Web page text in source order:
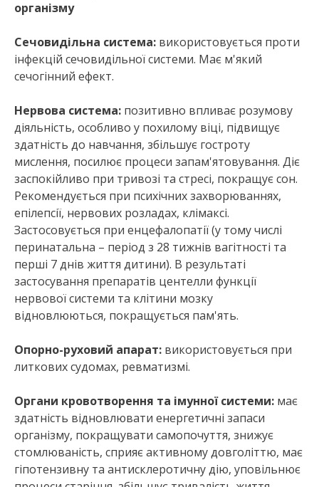
організму
Сечовидільна система: використовується проти
інфекцій сечовидільної системи. Має м'який
сечогінний ефект.
Нервова система: позитивно впливає розумову
діяльність, особливо у похилому віці, підвищує
здатність до навчання, збільшує гостроту
мислення, посилює процеси запам'ятовування. Діє
заспокійливо при тривозі та стресі, покращує сон.
Рекомендується при психічних захворюваннях,
епілепсії, нервових розладах, клімаксі.
Застосовується при енцефалопатії (у тому числі
перинатальна – період з 28 тижнів вагітності та
перші 7 днів життя дитини). В результаті
застосування препаратів центелли функції
нервової системи та клітини мозку
відновлюються, покращується пам'ять.
Опорно-руховий апарат: використовується при
литкових судомах, ревматизмі.
Органи кровотворення та імунної системи: має
здатність відновлювати енергетичні запаси
організму, покращувати самопочуття, знижує
стомлюваність, сприяє активному довголіттю, має
гіпотензивну та антисклеротичну дію, уповільнює